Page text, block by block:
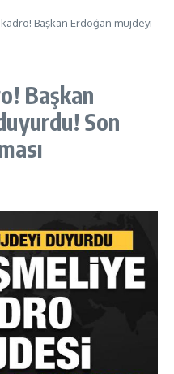
Başkan Erdoğan müjdeyi
Başkan
Son